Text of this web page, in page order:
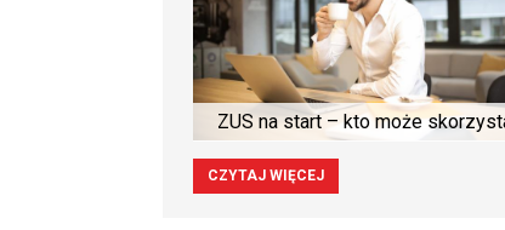
ZUS na start – kto może
CZYTAJ WIĘCEJ